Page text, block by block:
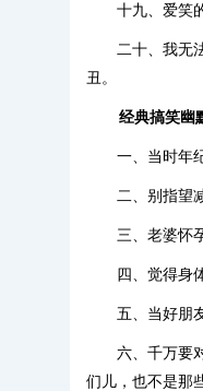
十九、爱笑
二十、我无
丑。
经典搞笑幽
一、当时年
二、别指望
三、老婆怀
四、觉得身
五、当好朋
六、千万要
们儿，也不是那